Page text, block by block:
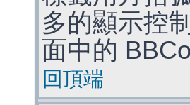
多的顯示控
面中的
回頂端